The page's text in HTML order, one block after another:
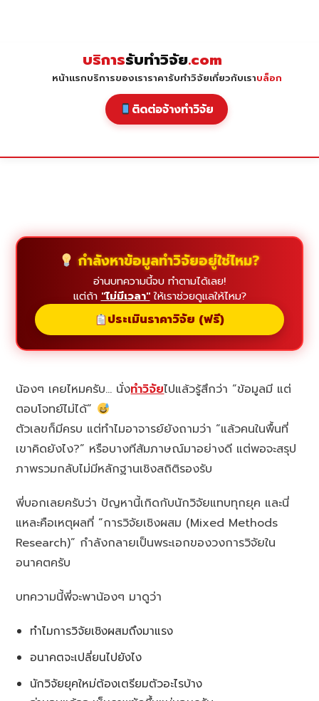
บริการรับทำวิจัย.com
หน้าแรกบริการของเราราคารับทำวิจัยเกี่ยวกับเราบล็อก
ติดต่อจ้างทำวิจัย
กำลังหาข้อมูลทำวิจัยอยู่ใช่ไหม?
อ่านบทความนี้จบ ทำตามได้เลย!
แต่ถ้า "ไม่มีเวลา"ให้เราช่วยดูแลให้ไหม?
ประเมินราคาวิจัย (ฟรี)
น้องๆ เคยไหมครับ… นั่งทำวิจัยไปแล้วรู้สึกว่า “ข้อมูลมี แต่
ตอบโจทย์ไม่ได้”
ตัวเลขก็มีครบ แต่ทำไมอาจารย์ยังถามว่า “แล้วคนในพื้นที่
เขาคิดยังไง?” หรือบางทีสัมภาษณ์มาอย่างดี แต่พอจะสรุป
ภาพรวมกลับไม่มีหลักฐานเชิงสถิติรองรับ
พี่บอกเลยครับว่า ปัญหานี้เกิดกับนักวิจัยแทบทุกยุค และนี่
แหละคือเหตุผลที่ “การวิจัยเชิงผสม (Mixed Methods
Research)” กำลังกลายเป็นพระเอกของวงการวิจัยใน
อนาคตครับ
บทความนี้พี่จะพาน้องๆ มาดูว่า
ทำไมการวิจัยเชิงผสมถึงมาแรง
อนาคตจะเปลี่ยนไปยังไง
นักวิจัยยุคใหม่ต้องเตรียมตัวอะไรบ้าง